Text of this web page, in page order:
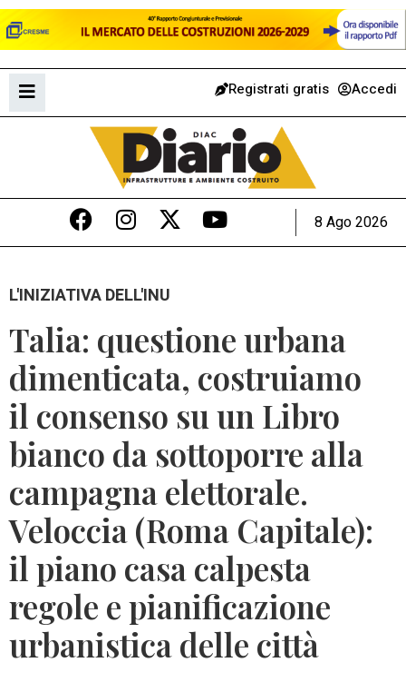
Registrati gratis Accedi
8 Ago 2026
L'INIZIATIVA DELL'INU
Talia: questione urbana
dimenticata, costruiamo
il consenso su un Libro
bianco da sottoporre alla
campagna elettorale.
Veloccia (Roma Capitale):
il piano casa calpesta
regole e pianificazione
urbanistica delle città